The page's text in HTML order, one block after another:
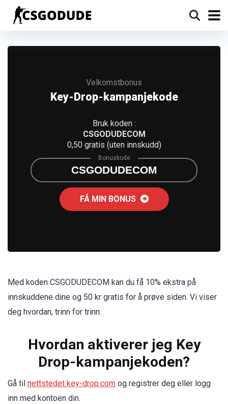
Velkomstbonus
Key-Drop-kampanjekode
Bruk koden :
CSGODUDECOM
0,50 gratis (uten innskudd)
Bonuskode
CSGODUDECOM
FÅ MIN BONUS
Med koden CSGODUDECOM kan du få 10% ekstra på
innskuddene dine og 50 kr gratis for å prøve siden. Vi viser
deg hvordan, trinn for trinn.
Hvordan aktiverer jeg Key
Drop-kampanjekoden?
Gå til nettstedet key-drop.com og registrer deg eller logg
inn med kontoen din.